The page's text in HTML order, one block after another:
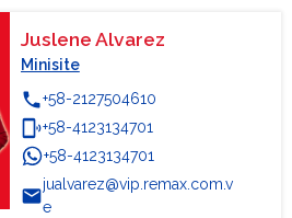
Juslene Alvarez
Minisite
phone+58-2127504610
phonelink_ring+58-4123134701
WhatsApp
+58-4123134701
email
jualvarez@vip.remax.com.v
e